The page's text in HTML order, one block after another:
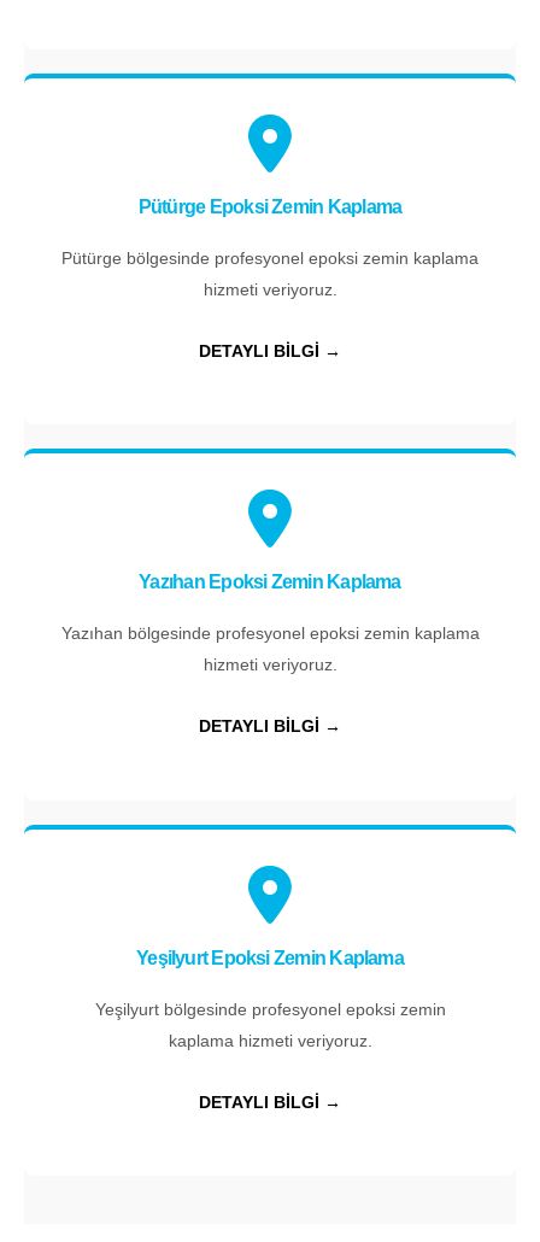
Pütürge Epoksi Zemin Kaplama
Pütürge bölgesinde profesyonel epoksi zemin kaplama
hizmeti veriyoruz.
DETAYLI BİLGİ →
Yazıhan Epoksi Zemin Kaplama
Yazıhan bölgesinde profesyonel epoksi zemin kaplama
hizmeti veriyoruz.
DETAYLI BİLGİ →
Yeşilyurt Epoksi Zemin Kaplama
Yeşilyurt bölgesinde profesyonel epoksi zemin
kaplama hizmeti veriyoruz.
DETAYLI BİLGİ →